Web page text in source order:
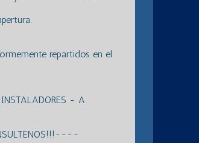
repartidos en el
- A